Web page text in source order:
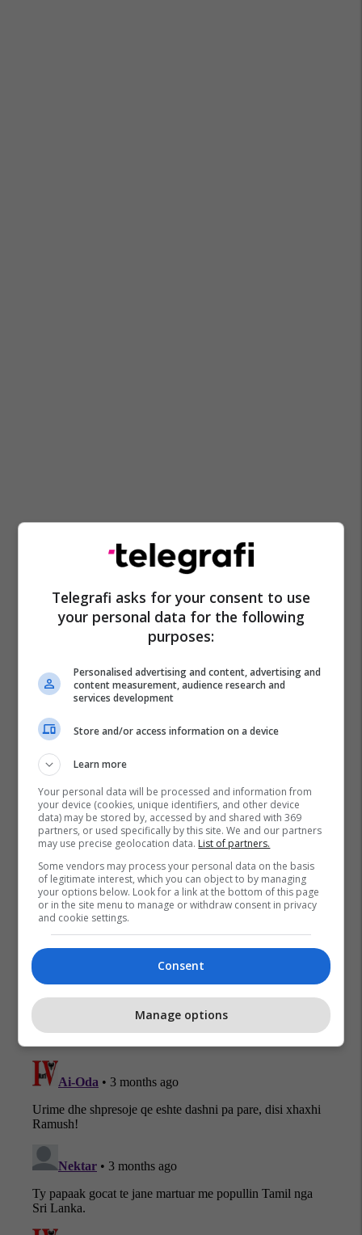
Anita Haradinaj
Shkelzen Haradinaj
Telegrafi asks for your consent to use
your personal data for the following
purposes:
Personalised advertising and content, advertising and
content measurement, audience research and
services development
Store and/or access information on a device
Learn more
Your personal data will be processed and information from
your device (cookies, unique identifiers, and other device
data) may be stored by, accessed by and shared with 369
partners, or used specifically by this site. We and our partners
may use precise geolocation data. List of partners.
Some vendors may process your personal data on the basis
of legitimate interest, which you can object to by managing
your options below. Look for a link at the bottom of this page
or in the site menu to manage or withdraw consent in privacy
and cookie settings.
Consent
Manage options